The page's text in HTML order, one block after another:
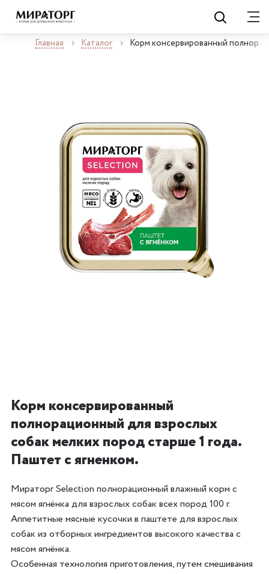
Главная Каталог Корм консервированный
Корм консервированный
полнорационный для взрослых
собак мелких пород старше 1 года.
Паштет с ягненком.
Мираторг Selection полнорационный влажный корм с
мясом ягнёнка для взрослых собак всех пород 100 г.
Аппетитные мясные кусочки в паштете для взрослых
собак из отборных ингредиентов высокого качества с
мясом ягнёнка.
Особенная технология приготовления, путем смешивания